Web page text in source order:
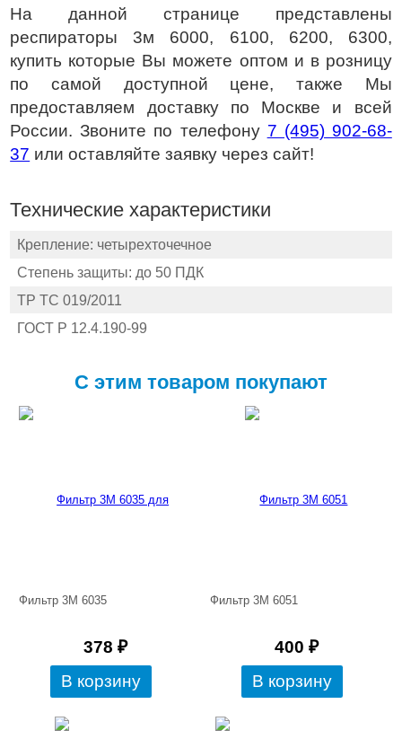
На данной странице представлены
респираторы 3м 6000, 6100, 6200, 6300,
купить которые Вы можете оптом и в розницу
по самой доступной цене, также Мы
предоставляем доставку по Москве и всей
России. Звоните по телефону 7 (495) 902-68-
37 или оставляйте заявку через сайт!
Технические характеристики
Крепление: четырехточечное
Степень защиты: до 50 ПДК
ТР ТС 019/2011
ГОСТ Р 12.4.190-99
С этим товаром покупают
Фильтр 3М 6035
378 ₽
Фильтр 3М 6051
400 ₽